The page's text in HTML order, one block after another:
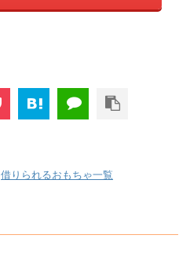
借りられるおもちゃ一覧